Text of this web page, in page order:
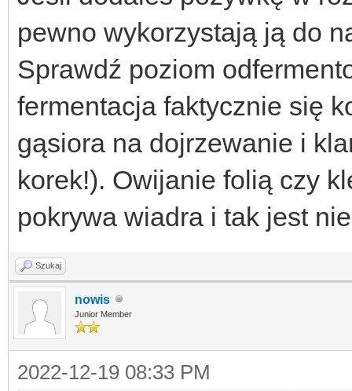
pewno wykorzystają ją do
Sprawdź poziom
fermentacja faktycznie się
gąsiora na dojrzewanie i
korek!). Owijanie folią czy
pokrywa wiadra i tak jest
Szukaj
nowis
Junior Member
2022-12-19 08:33 PM